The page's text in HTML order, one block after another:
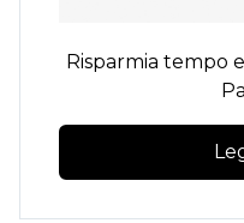
Risparmia tempo